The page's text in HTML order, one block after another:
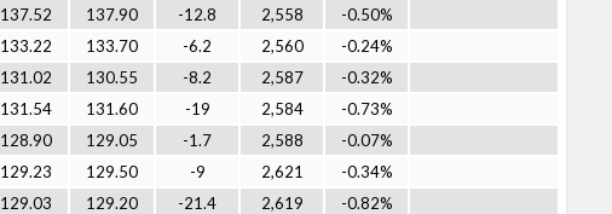
137.52 137.90 -12.8 2,558
-0.50%
133.22 133.70 -6.2 2,560
-0.24%
131.02 130.55 -8.2 2,587
-0.32%
131.54 131.60 -19 2,584
-0.73%
128.90 129.05 -1.7 2,588
-0.07%
129.23 129.50 -9 2,621
-0.34%
129.03 129.20 -21.4 2,619
-0.82%